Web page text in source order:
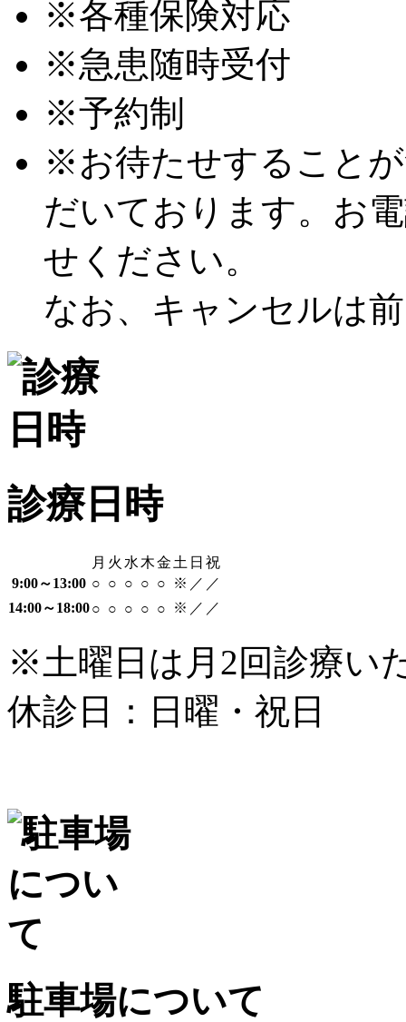
※各種保険対応
※急患随時受付
※予約制
※お待たせすること
だいております。お
せください。
なお、キャンセルは
診療日時
月 火 水木金土 日 祝
9:00～13:00 ○ ○ ○ ○ ○ ※ ／ ／
14:00～18:00○ ○ ○ ○ ○ ※ ／ ／
※土曜日は月2回診療い
休診日：日曜・祝日
駐車場について